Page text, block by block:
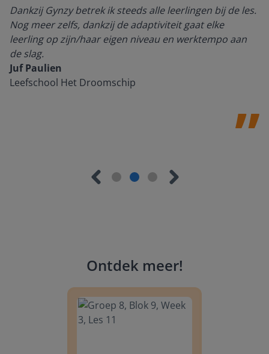
Dankzij Gynzy betrek ik steeds alle leerlingen bij de les.
Nog meer zelfs, dankzij de adaptiviteit gaat elke
leerling op zijn/haar eigen niveau en werktempo aan
de slag.
Juf Paulien
Leefschool Het Droomschip
Ontdek meer!